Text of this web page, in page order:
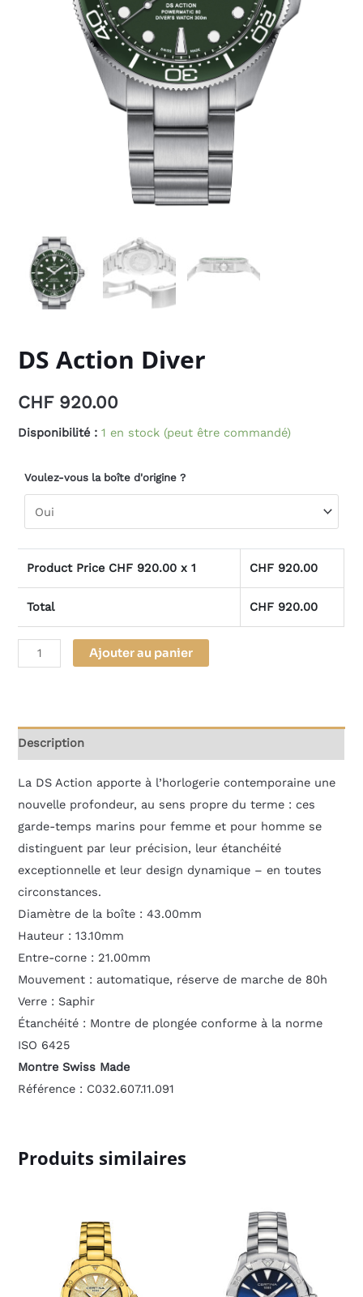
DS Action Diver
CHF920.00
Disponibilité : 1 en stock (peut être commandé)
Voulez-vous la boîte d'origine ?
Product Price CHF 920.00 x 1 CHF 920.00
Total CHF 920.00
Ajouter au panier
Description
La DS Action apporte à l’horlogerie contemporaine une
nouvelle profondeur, au sens propre du terme : ces
garde-temps marins pour femme et pour homme se
distinguent par leur précision, leur étanchéité
exceptionnelle et leur design dynamique – en toutes
circonstances.
Diamètre de la boîte : 43.00mm
Hauteur : 13.10mm
Entre-corne : 21.00mm
Mouvement : automatique, réserve de marche de 80h
Verre : Saphir
Étanchéité : Montre de plongée conforme à la norme
ISO 6425
Montre Swiss Made
Référence : C032.607.11.091
Produits similaires